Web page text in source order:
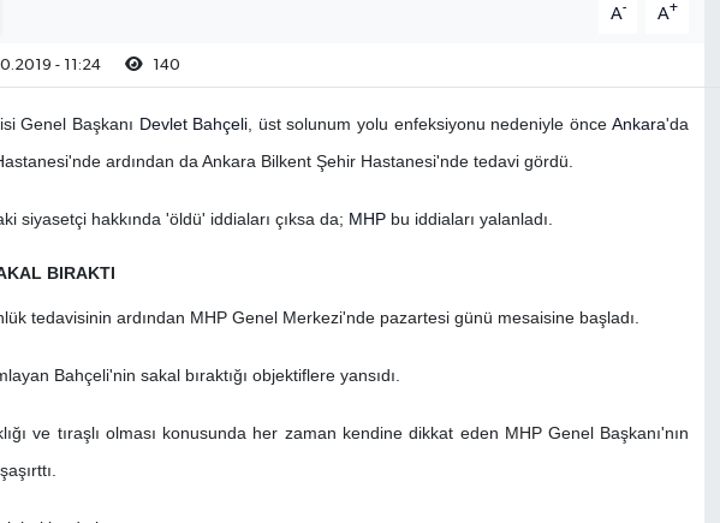
A- A+
- 11:24 140
Genel Başkanı Devlet Bahçeli , üst solunum yolu enfeksiyonu nedeniyle önceAnkara'da
ardından da Ankara Bilkent Şehir Hastanesi'nde tedavi gördü.
siyasetçi hakkında 'öldü' iddiaları çıksa da; MHPbu iddiaları yalanladı.
BIRAKTI
tedavisinin ardından MHP Genel Merkezi'nde pazartesi günü mesaisine başladı.
Bahçeli'nin sakal bıraktığı objektiflere yansıdı.
ve tıraşlı olması konusunda her zaman kendine dikkat eden MHP Genel Başkanı'nın